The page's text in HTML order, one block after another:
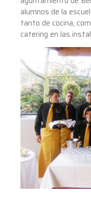
alumnos de la
tanto de cocina,
catering en las